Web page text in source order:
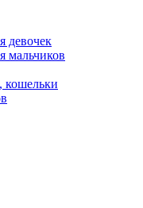
девочек
мальчиков
кошельки